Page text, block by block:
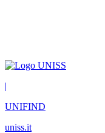
|
UNIFIND
uniss.it